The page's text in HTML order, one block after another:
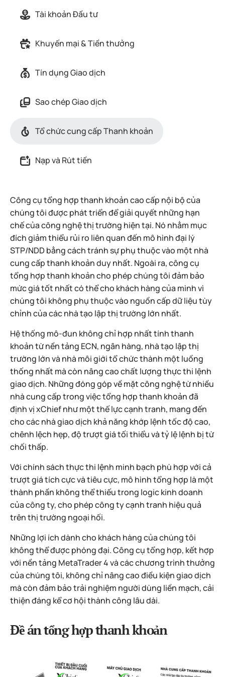
Tài khoản Đầu tư
Khuyến mại & Tiền thưởng
Tín dụng Giao dịch
Sao chép Giao dịch
Tổ chức cung cấp Thanh khoản
Nạp và Rút tiền
Công cụ tổng hợp thanh khoản cao cấp nội bộ của
chúng tôi được phát triển để giải quyết những hạn
chế của công nghệ thị trường hiện tại. Nó nhằm mục
đích giảm thiểu rủi ro liên quan đến mô hình đại lý
STP/NDD bằng cách tránh sự phụ thuộc vào một nhà
cung cấp thanh khoản duy nhất. Ngoài ra, công cụ
tổng hợp thanh khoản cho phép chúng tôi đảm bảo
mức giá tốt nhất có thể cho khách hàng của mình vì
chúng tôi không phụ thuộc vào nguồn cấp dữ liệu tùy
chỉnh của các nhà tạo lập thị trường lớn nhất.
Hệ thống mô-đun không chỉ hợp nhất tính thanh
khoản từ nền tảng ECN, ngân hàng, nhà tạo lập thị
trường lớn và nhà môi giới tổ chức thành một luồng
thống nhất mà còn nâng cao chất lượng thực thi lệnh
giao dịch. Những đóng góp về mặt công nghệ từ nhiều
nhà cung cấp trong việc tổng hợp thanh khoản đã
định vị xChief như một thế lực cạnh tranh, mang đến
cho các nhà giao dịch khả năng khớp lệnh tốc độ cao,
chênh lệch hẹp, độ trượt giá tối thiểu và tỷ lệ lệnh bị từ
chối thấp.
Với chính sách thực thi lệnh minh bạch phù hợp với cả
trượt giá tích cực và tiêu cực, mô hình tổng hợp là một
thành phần không thể thiếu trong logic kinh doanh
của công ty, cho phép công ty cạnh tranh hiệu quả
trên thị trường ngoại hối.
Những lợi ích dành cho khách hàng của chúng tôi
không thể được phóng đại. Công cụ tổng hợp, kết hợp
với nền tảng MetaTrader 4 và các chương trình thưởng
của chúng tôi, không chỉ nâng cao điều kiện giao dịch
mà còn đảm bảo trải nghiệm người dùng liền mạch, cải
thiện đáng kể cơ hội thành công lâu dài.
Đề án tổng hợp thanh khoản